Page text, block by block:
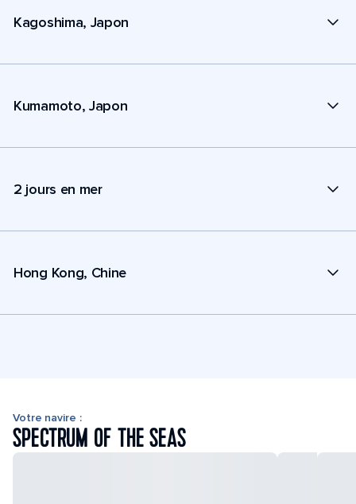
Kagoshima, Japon
Kumamoto, Japon
2 jours en mer
Hong Kong, Chine
Votre navire :
SPECTRUM OF THE SEAS